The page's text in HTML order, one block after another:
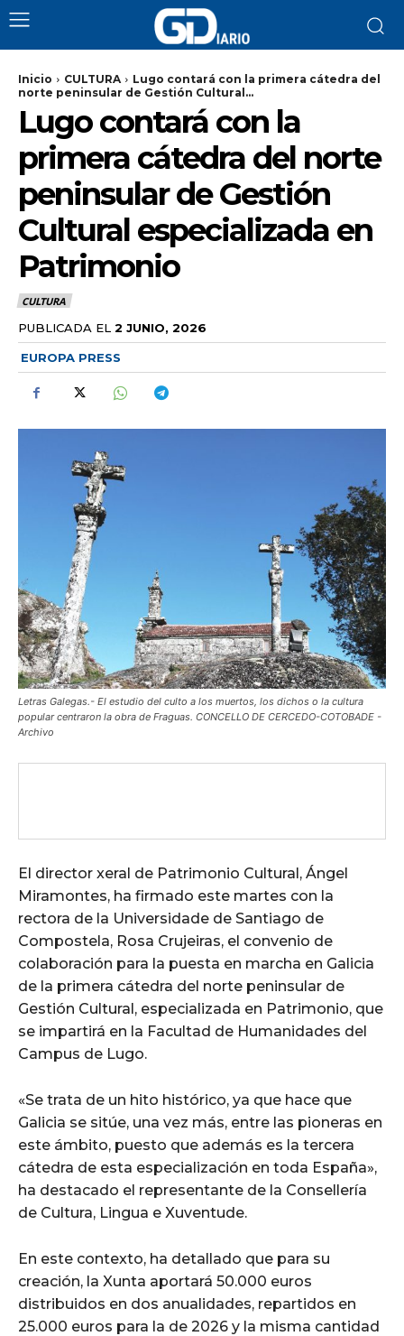
Inicio CULTURA
Lugo contará con la primera cátedra del
norte peninsular de Gestión Cultural...
Lugo contará con la
primera cátedra del norte
peninsular de Gestión
Cultural especializada en
Patrimonio
CULTURA
PUBLICADA EL 2 JUNIO, 2026
EUROPA PRESS
Letras Galegas.- El estudio del culto a los muertos, los dichos o la cultura
popular centraron la obra de Fraguas. CONCELLO DE CERCEDO-COTOBADE -
Archivo
El director xeral de Patrimonio Cultural, Ángel
Miramontes, ha firmado este martes con la
rectora de la Universidade de Santiago de
Compostela, Rosa Crujeiras, el convenio de
colaboración para la puesta en marcha en Galicia
de la primera cátedra del norte peninsular de
Gestión Cultural, especializada en Patrimonio, que
se impartirá en la Facultad de Humanidades del
Campus de Lugo.
«Se trata de un hito histórico, ya que hace que
Galicia se sitúe, una vez más, entre las pioneras en
este ámbito, puesto que además es la tercera
cátedra de esta especialización en toda España»,
ha destacado el representante de la Consellería
de Cultura, Lingua e Xuventude.
En este contexto, ha detallado que para su
creación, la Xunta aportará 50.000 euros
distribuidos en dos anualidades, repartidos en
25.000 euros para la de 2026 y la misma cantidad